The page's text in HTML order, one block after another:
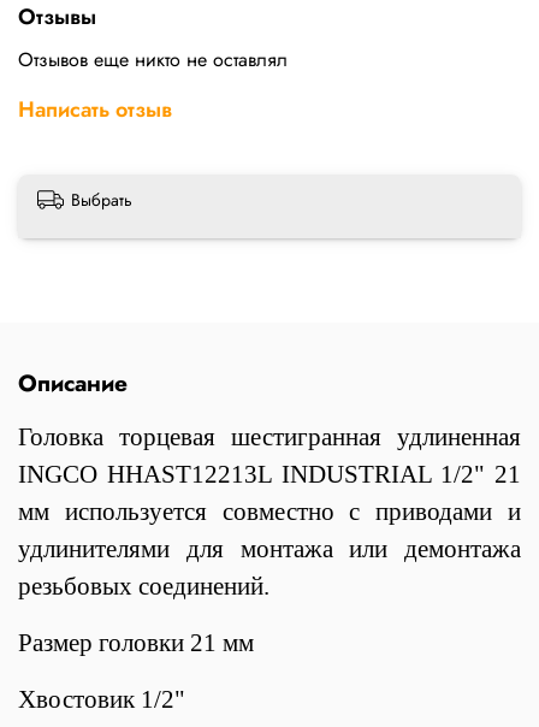
Отзывы
Отзывов еще никто не оставлял
Написать отзыв
Выбрать
Описание
Головка торцевая шестигранная удлиненная
INGCO HHAST12213L INDUSTRIAL 1/2" 21
мм используется совместно с приводами и
удлинителями для монтажа или демонтажа
резьбовых соединений.
Размер головки 21 мм
Хвостовик 1/2"